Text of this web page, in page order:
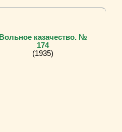
Вольное казачество. №
174
(1935)